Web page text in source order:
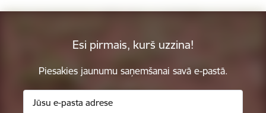
Esi pirmais, kurš uzzina!
Piesakies jaunumu saņemšanai savā e-pastā.